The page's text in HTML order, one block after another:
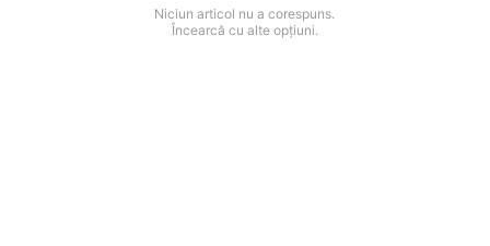
Niciun articol nu a corespuns.
Încearcă cu alte opțiuni.